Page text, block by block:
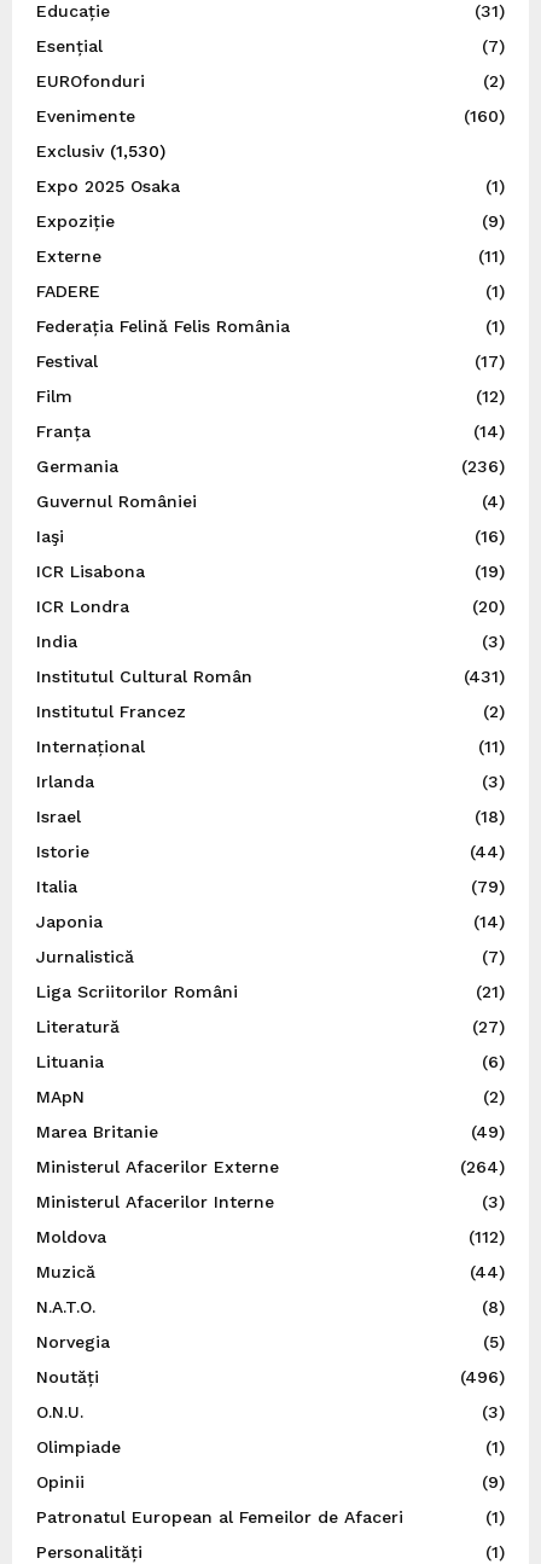
Educație
(31)
Esențial
(7)
EUROfonduri
(2)
Evenimente
(160)
Exclusiv(1,530)
Expo 2025 Osaka
(1)
Expoziție
(9)
Externe
(11)
FADERE
(1)
Federația Felină Felis România
(1)
Festival
(17)
Film
(12)
Franța
(14)
Germania
(236)
Guvernul României
(4)
Iaşi
(16)
ICR Lisabona
(19)
ICR Londra
(20)
India
(3)
Institutul Cultural Român
(431)
Institutul Francez
(2)
Internațional
(11)
Irlanda
(3)
Israel
(18)
Istorie
(44)
Italia
(79)
Japonia
(14)
Jurnalistică
(7)
Liga Scriitorilor Români
(21)
Literatură
(27)
Lituania
(6)
MApN
(2)
Marea Britanie
(49)
Ministerul Afacerilor Externe
(264)
Ministerul Afacerilor Interne
(3)
Moldova
(112)
Muzică
(44)
N.A.T.O.
(8)
Norvegia
(5)
Noutăți
(496)
O.N.U.
(3)
Olimpiade
(1)
Opinii
(9)
Patronatul European al Femeilor de Afaceri
(1)
Personalități
(1)